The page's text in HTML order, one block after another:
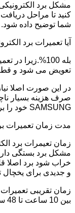
مشکل برد
کنید تا مراحل
شما توضیح داده شود.
آیا تعمیرات برد
بله 100%.زیرا
تعویض می شود و
در این صورت اصلا
صرف هزینه بسیار
SAMSUNG خود را برطرف نمایید.
مدت زمان تعمیرات
زمان تعیمرات برد
خراب شود برد اصلا
و جدیدی برای یخچال
بین 10 ساعت تا 48 ساعت به صورت نهایی می باشد.